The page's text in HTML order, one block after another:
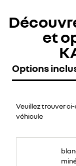
et
Options
Veuillez trouver
véhicule